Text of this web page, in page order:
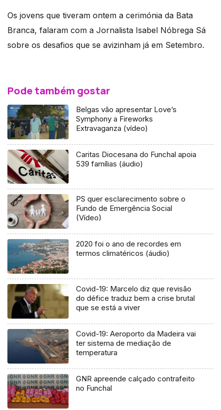
Os jovens que tiveram ontem a cerimónia da Bata
Branca, falaram com a Jornalista Isabel Nóbrega Sá
sobre os desafios que se avizinham já em Setembro.
Pode também gostar
Belgas vão apresentar Love’s
Symphony a Fireworks
Extravaganza (vídeo)
Caritas Diocesana do Funchal apoia
539 famílias (áudio)
PS quer esclarecimento sobre o
Fundo de Emergência Social
(Vídeo)
2020 foi o ano de recordes em
termos climatéricos (áudio)
Covid-19: Marcelo diz que revisão
do défice traduz bem a crise brutal
que se está a viver
Covid-19: Aeroporto da Madeira vai
ter sistema de mediação de
temperatura
GNR apreende calçado contrafeito
no Funchal